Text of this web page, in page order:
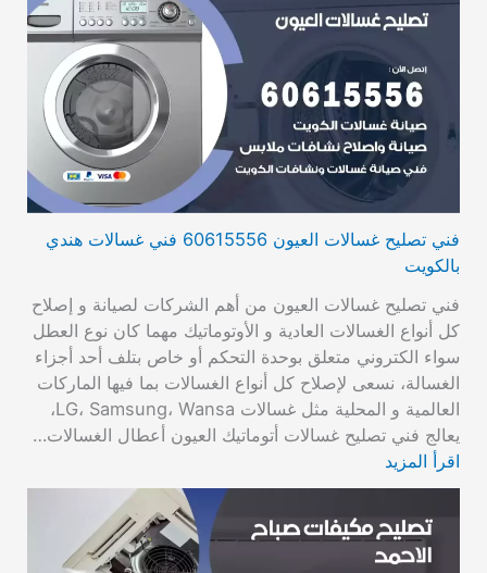
فني تصليح غسالات العيون 60615556 فني غسالات هندي
بالكويت
فني تصليح غسالات العيون من أهم الشركات لصيانة و إصلاح
كل أنواع الغسالات العادية و الأوتوماتيك مهما كان نوع العطل
سواء الكتروني متعلق بوحدة التحكم أو خاص بتلف أحد أجزاء
الغسالة، نسعى لإصلاح كل أنواع الغسالات بما فيها الماركات
العالمية و المحلية مثل غسالات LG، Samsung، Wansa،
يعالج فني تصليح غسالات أتوماتيك العيون أعطال الغسالات…
اقرأ المزيد